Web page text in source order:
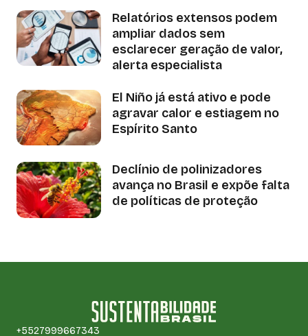
Relatórios extensos podem
ampliar dados sem
esclarecer geração de valor,
alerta especialista
El Niño já está ativo e pode
agravar calor e estiagem no
Espírito Santo
Declínio de polinizadores
avança no Brasil e expõe falta
de políticas de proteção
+5527999667343